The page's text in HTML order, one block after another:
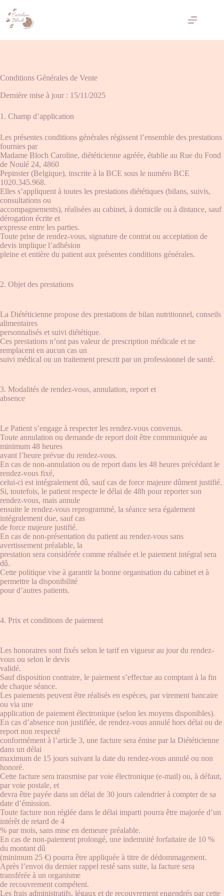
Conditions Générales de Vente
Dernière mise à jour : 15/11/2025
1. Champ d’application
Les présentes conditions générales régissent l’ensemble des prestations
fournies par
Madame Bloch Caroline, diététicienne agréée, établie au Rue du Fond
de Noulé 24, 4860
Pepinster (Belgique), inscrite à la BCE sous le numéro BCE
1020.345.968.
Elles s’appliquent à toutes les prestations diététiques (bilans, suivis,
consultations ou
accompagnements), réalisées au cabinet, à domicile ou à distance, sauf
dérogation écrite et
expresse entre les parties.
Toute prise de rendez-vous, signature de contrat ou acceptation de
devis implique l’adhésion
pleine et entière du patient aux présentes conditions générales.
2. Objet des prestations
La Diététicienne propose des prestations de bilan nutritionnel, conseils
alimentaires
personnalisés et suivi diététique.
Ces prestations n’ont pas valeur de prescription médicale et ne
remplacent en aucun cas un
suivi médical ou un traitement prescrit par un professionnel de santé.
3. Modalités de rendez-vous, annulation, report et
absence
Le Patient s’engage à respecter les rendez-vous convenus.
Toute annulation ou demande de report doit être communiquée au
minimum 48 heures
avant l’heure prévue du rendez-vous.
En cas de non-annulation ou de report dans les 48 heures précédant le
rendez-vous fixé,
celui-ci est intégralement dû, sauf cas de force majeure dûment justifié.
Si, toutefois, le patient respecte le délai de 48h pour reporter son
rendez-vous, mais annule
ensuite le rendez-vous reprogrammé, la séance sera également
intégralement due, sauf cas
de force majeure justifié.
En cas de non-présentation du patient au rendez-vous sans
avertissement préalable, la
prestation sera considérée comme réalisée et le paiement intégral sera
dû.
Cette politique vise à garantir la bonne organisation du cabinet et à
permettre la disponibilité
pour d’autres patients.
4. Prix et conditions de paiement
Les honoraires sont fixés selon le tarif en vigueur au jour du rendez-
vous ou selon le devis
validé.
Sauf disposition contraire, le paiement s’effectue au comptant à la fin
de chaque séance.
Les paiements peuvent être réalisés en espèces, par virement bancaire
ou via une
application de paiement électronique (selon les moyens disponibles).
En cas d’absence non justifiée, de rendez-vous annulé hors délai ou de
report non respecté
conformément à l’article 3, une facture sera émise par la Diététicienne
dans un délai
maximum de 15 jours suivant la date du rendez-vous annulé ou non
honoré.
Cette facture sera transmise par voie électronique (e-mail) ou, à défaut,
par voie postale, et
devra être payée dans un délai de 30 jours calendrier à compter de sa
date d’émission.
Toute facture non réglée dans le délai imparti pourra être majorée d’un
intérêt de retard de 4
% par mois, sans mise en demeure préalable.
En cas de non-paiement prolongé, une indemnité forfaitaire de 10 %
du montant dû
(minimum 25 €) pourra être appliquée à titre de dédommagement.
Après l’envoi du dernier rappel resté sans suite, la facture sera
transférée à un organisme
de recouvrement compétent.
Les frais administratifs, légaux et de recouvrement engendrés par cette